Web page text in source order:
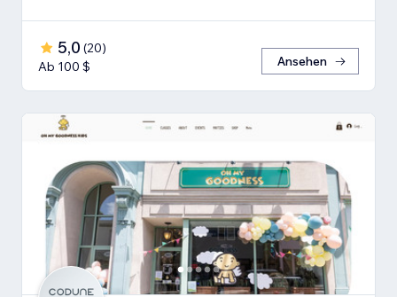
5,0 (20)
Ab 100 $
Ansehen